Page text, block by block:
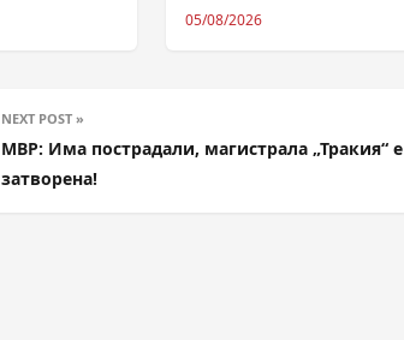
05/08/2026
NEXT POST »
МВР: Има пострадали, магистрала „Тракия“ е
затворена!